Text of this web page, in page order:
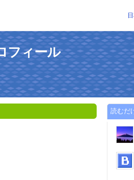
フィール
読むだ